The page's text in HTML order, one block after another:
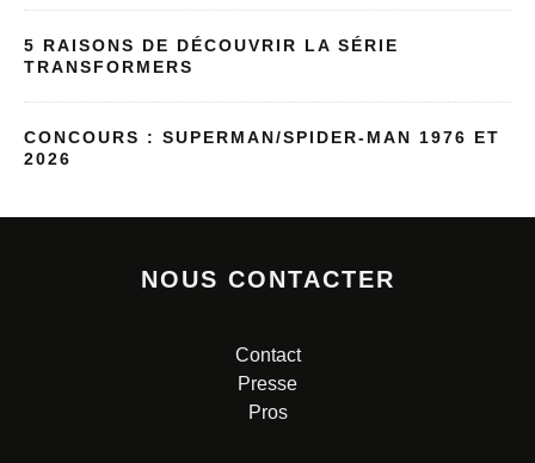
5 RAISONS DE DÉCOUVRIR LA SÉRIE
TRANSFORMERS
CONCOURS : SUPERMAN/SPIDER-MAN 1976 ET
2026
NOUS CONTACTER
Contact
Presse
Pros